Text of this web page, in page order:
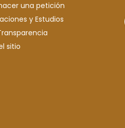
una petición
y Estudios
sitio